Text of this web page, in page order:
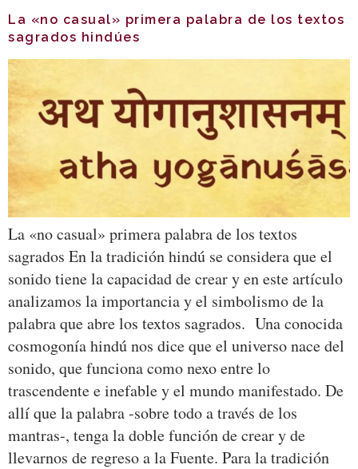
La «no casual» primera palabra de los textos
sagrados hindúes
La «no casual» primera palabra de los textos
sagrados En la tradición hindú se considera que el
sonido tiene la capacidad de crear y en este artículo
analizamos la importancia y el simbolismo de la
palabra que abre los textos sagrados. Una conocida
cosmogonía hindú nos dice que el universo nace del
sonido, que funciona como nexo entre lo
trascendente e inefable y el mundo manifestado. De
allí que la palabra -sobre todo a través de los
mantras-, tenga la doble función de crear y de
llevarnos de regreso a la Fuente. Para la tradición